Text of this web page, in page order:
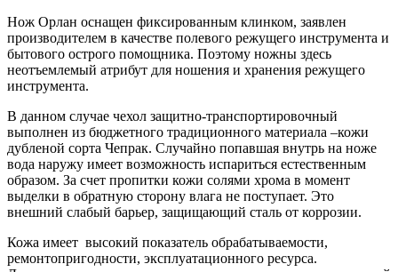
Нож Орлан оснащен фиксированным клинком, заявлен
производителем в качестве полевого режущего инструмента и
бытового острого помощника. Поэтому ножны здесь
неотъемлемый атрибут для ношения и хранения режущего
инструмента.
В данном случае чехол защитно-транспортировочный
выполнен из бюджетного традиционного материала –кожи
дубленой сорта Чепрак. Случайно попавшая внутрь на ноже
вода наружу имеет возможность испариться естественным
образом. За счет пропитки кожи солями хрома в момент
выделки в обратную сторону влага не поступает. Это
внешний слабый барьер, защищающий сталь от коррозии.
Кожа имеет высокий показатель обрабатываемости,
ремонтопригодности, эксплуатационного ресурса.